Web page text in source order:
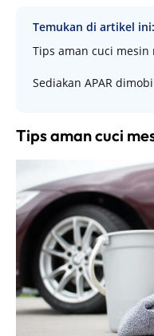
Temukan di artikel ini:
Tips aman cuci mesin
Sediakan APAR
Tips aman cuci